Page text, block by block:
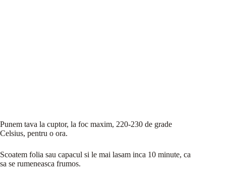
Punem tava la cuptor, la foc maxim, 220-230 de grade
Celsius, pentru o ora.
Scoatem folia sau capacul si le mai lasam inca 10 minute, ca
sa se rumeneasca frumos.